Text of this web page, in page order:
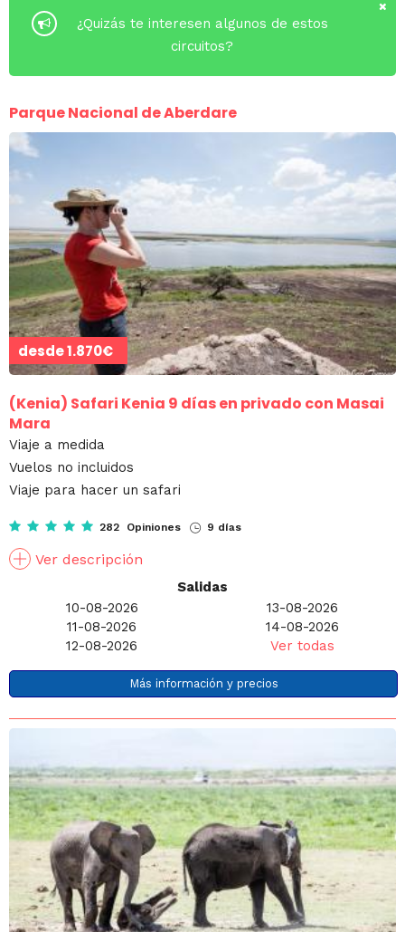
¿Quizás te interesen algunos de estos
circuitos?
Parque Nacional de Aberdare
desde1.870€
(Kenia) Safari Kenia 9 días en privado con Masai
Mara
Viaje a medida
Vuelos no incluidos
Viaje para hacer un safari
282 Opiniones 9 días
Ver descripción
Salidas
10-08-2026
11-08-2026
12-08-2026
13-08-2026
14-08-2026
Ver todas
Más información y precios